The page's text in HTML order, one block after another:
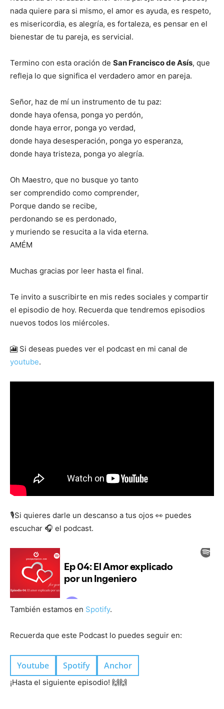
nada quiere para si mismo, el amor es ayuda, es respeto,
es misericordia, es alegría, es fortaleza, es pensar en el
bienestar de tu pareja, es servicial.
Termino con esta oración de San Francisco de Asís, que
refleja lo que significa el verdadero amor en pareja.
Señor, haz de mí un instrumento de tu paz:
donde haya ofensa, ponga yo perdón,
donde haya error, ponga yo verdad,
donde haya desesperación, ponga yo esperanza,
donde haya tristeza, ponga yo alegría.
Oh Maestro, que no busque yo tanto
ser comprendido como comprender,
Porque dando se recibe,
perdonando se es perdonado,
y muriendo se resucita a la vida eterna.
AMÉM
Muchas gracias por leer hasta el final.
Te invito a suscribirte en mis redes sociales y compartir
el episodio de hoy. Recuerda que tendremos episodios
nuevos todos los miércoles.
🎦 Si deseas puedes ver el podcast en mi canal de
youtube.
🎙️Si quieres darle un descanso a tus ojos 👀 puedes
escuchar 🎧 el podcast.
También estamos en Spotify.
Recuerda que este Podcast lo puedes seguir en:
Youtube Spotify Anchor
¡Hasta el siguiente episodio! 🙌🙌